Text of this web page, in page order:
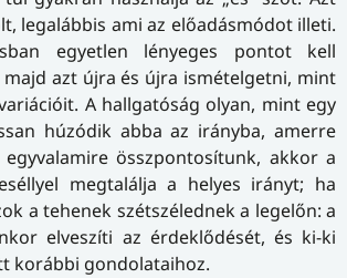
legalábbis ami az előadásmódot illeti.
egyetlen lényeges pontot kell
azt újra és újra ismételgetni, mint
A hallgatóság olyan, mint egy
húzódik abba az irányba, amerre
összpontosítunk, akkor a
megtalálja a helyes irányt; ha
a tehenek szétszélednek a legelőn: a
elveszíti az érdeklődését, és ki-ki
korábbi gondolataihoz.